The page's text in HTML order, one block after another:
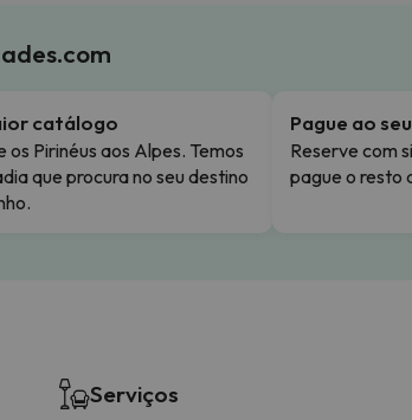
catálogo
os Pirinéus aos Alpes. Temos
que procura no seu destino
Pague ao
Reserve com
pague o resto
Serviços